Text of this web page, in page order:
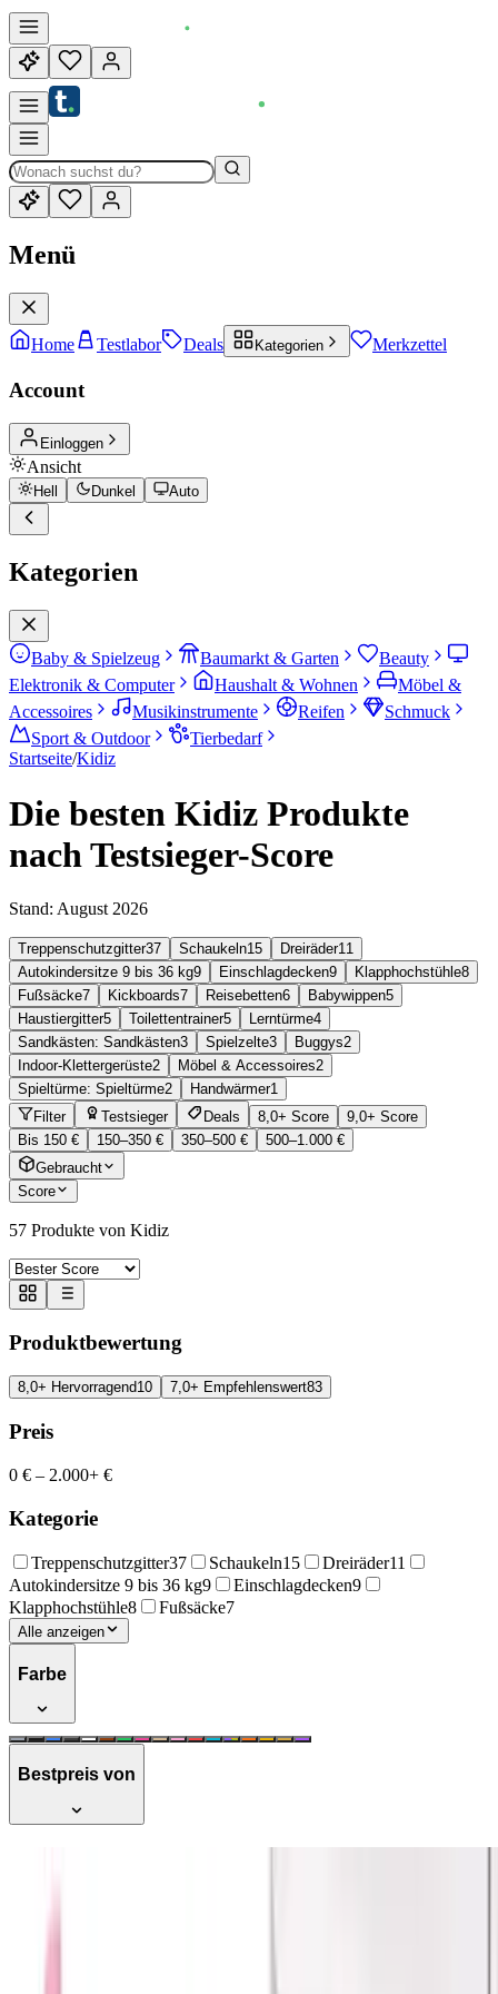
Menü
Home Testlabor Deals Kategorien Merkzettel
Account
Einloggen
Ansicht
Hell Dunkel Auto
Kategorien
Baby & Spielzeug Baumarkt & Garten
Beauty
Elektronik & Computer
Haushalt & Wohnen
Möbel &
Accessoires
Musikinstrumente Reifen
Schmuck
Sport & Outdoor
Tierbedarf
Startseite/Kidiz
Die besten Kidiz Produkte
nach Testsieger-Score
Stand: August 2026
Treppenschutzgitter37 Schaukeln15 Dreiräder11
Autokindersitze 9 bis 36 kg9 Einschlagdecken9 Klapphochstühle8
Fußsäcke7 Kickboards7 Reisebetten6 Babywippen5
Haustiergitter5 Toilettentrainer5 Lerntürme4
Sandkästen: Sandkästen3 Spielzelte3 Buggys2
Indoor-Klettergerüste2 Möbel & Accessoires2
Spieltürme: Spieltürme2 Handwärmer1
Filter
Testsieger Deals 8,0+ Score
9,0+ Score
Bis 150 €
150–350 € 350–500 €
500–1.000 €
Gebraucht
Score
57 Produkte von Kidiz
Produktbewertung
8,0+ Hervorragend10 7,0+ Empfehlenswert83
Preis
0 € – 2.000+ €
Kategorie
Treppenschutzgitter37 Schaukeln15 Dreiräder11
Autokindersitze 9 bis 36 kg9 Einschlagdecken9
Klapphochstühle8 Fußsäcke7
Alle anzeigen
Farbe
Bestpreis von
Faltbar Kindertoilette WC Sitz